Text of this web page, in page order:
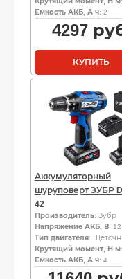
Емкость АКБ, А·ч: 2
4297
КУПИТЬ
Аккумуляторный
шуруповерт ЗУБР
42
Производитель: Зубр
Напряжение АКБ, В: 12
Тип двигателя:
Крутящий момент, Н·м
Емкость АКБ, А·ч: 4